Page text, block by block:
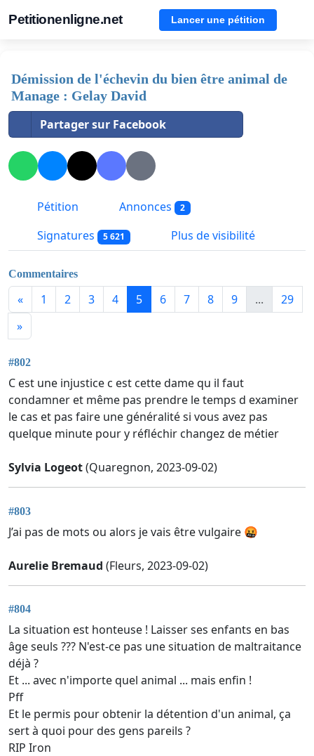
Petitionenligne.net Lancer une pétition
Démission de l'échevin du bien être animal de
Manage : Gelay David
Partager sur Facebook
Pétition Annonces 2
Signatures 5 621 Plus de visibilité
Commentaires
« 1 2 3 4 5 6 7 8 9 ...
29
»
#802
C est une injustice c est cette dame qu il faut
condamner et même pas prendre le temps d examiner
le cas et pas faire une généralité si vous avez pas
quelque minute pour y réfléchir changez de métier
Sylvia Logeot(Quaregnon, 2023-09-02)
#803
J’ai pas de mots ou alors je vais être vulgaire 🤬
Aurelie Bremaud (Fleurs, 2023-09-02)
#804
La situation est honteuse ! Laisser ses enfants en bas
âge seuls ??? N'est-ce pas une situation de maltraitance
déjà ?
Et ... avec n'importe quel animal ... mais enfin !
Pff
Et le permis pour obtenir la détention d'un animal, ça
sert à quoi pour des gens pareils ?
RIP Iron